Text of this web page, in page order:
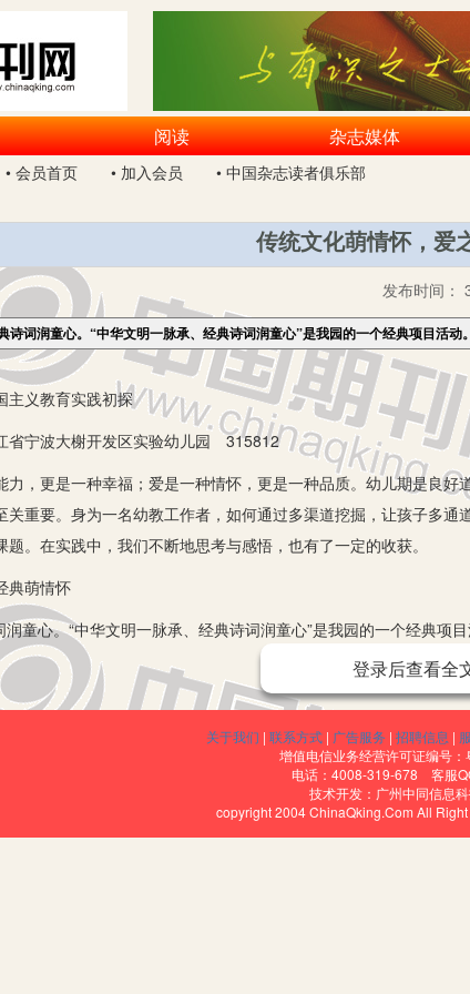
阅读 杂志媒体
• 会员首页 • 加入会员 • 中国杂志读者俱乐部
传统文化萌情怀，爱
发布时间：
诗词润童心。“中华文明一脉承、经典诗词润童心”是我园的一个经典项目活动。
义教育实践初探
大榭开发区实验幼儿园 315812
，更是一种幸福；爱是一种情怀，更是一种品质。幼儿期是良好
关重要。身为一名幼教工作者，如何通过多渠道挖掘，让孩子多
题。在实践中，我们不断地思考与感悟，也有了一定的收获。
萌情怀
心。“中华文明一脉承、经典诗词润童心”是我园的一个经典项
并提出了不同的要求：大班组的每周一诗，中班组的每月一秀，
》等诸多名家经典带给孩子诗的意境。而每年10月全园性的《诗
年。民族乐器亦是传统艺术文化的象征。让孩子从小接触民族
能室和小社团，借助外聘教师和园内的专业教师团队，我们开设
，他们在手起弦落，弹弹拨拨中感受着丝竹之乐的独特魅力，在
登录后查看全
关于我们 | 联系方式 | 广告服务 | 招聘信息 |
增值电信业务经营许可证编号
电话：4008-319-678 客服
技术开发：广州中同信息
copyright 2004 ChinaQking.Com All